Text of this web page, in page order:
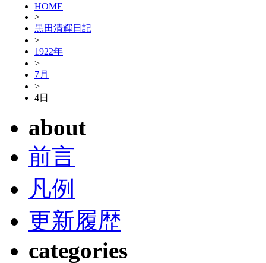
HOME
>
黒田清輝日記
>
1922年
>
7月
>
4日
about
前言
凡例
更新履歴
categories